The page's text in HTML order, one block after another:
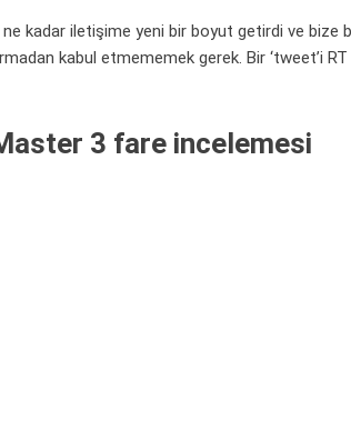
ne kadar iletişime yeni bir boyut getirdi ve bize
kabul etmememek gerek. Bir ‘tweet’i
3 fare incelemesi